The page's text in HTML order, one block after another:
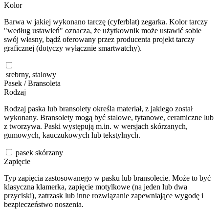
Kolor
Barwa w jakiej wykonano tarczę (cyferblat) zegarka. Kolor tarczy
"według ustawień" oznacza, że użytkownik może ustawić sobie
swój własny, bądź oferowany przez producenta projekt tarczy
graficznej (dotyczy wyłącznie smartwatchy).
srebrny, stalowy
Pasek / Bransoleta
Rodzaj
Rodzaj paska lub bransolety określa materiał, z jakiego został
wykonany. Bransolety mogą być stalowe, tytanowe, ceramiczne lub
z tworzywa. Paski występują m.in. w wersjach skórzanych,
gumowych, kauczukowych lub tekstylnych.
pasek skórzany
Zapięcie
Typ zapięcia zastosowanego w pasku lub bransolecie. Może to być
klasyczna klamerka, zapięcie motylkowe (na jeden lub dwa
przyciski), zatrzask lub inne rozwiązanie zapewniające wygodę i
bezpieczeństwo noszenia.